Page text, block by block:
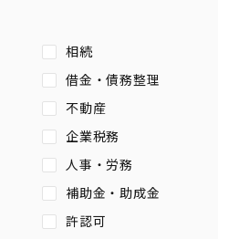
相続
借金・債務整理
不動産
企業税務
人事・労務
補助金・助成金
許認可